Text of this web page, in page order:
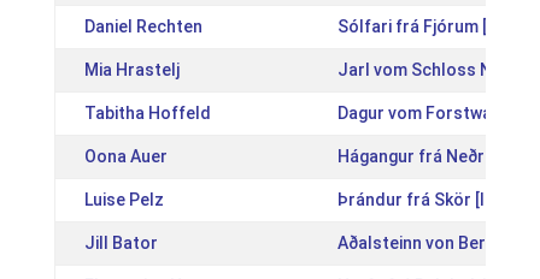
Daniel Rechten Sólfari frá Fjórum
Mia Hrastelj Jarl vom Schloss
Tabitha Hoffeld Dagur vom Forstwald
Oona Auer Hágangur frá Neðra-Seli
Luise Pelz Þrándur frá Skör
Jill Bator Aðalsteinn von Berlar